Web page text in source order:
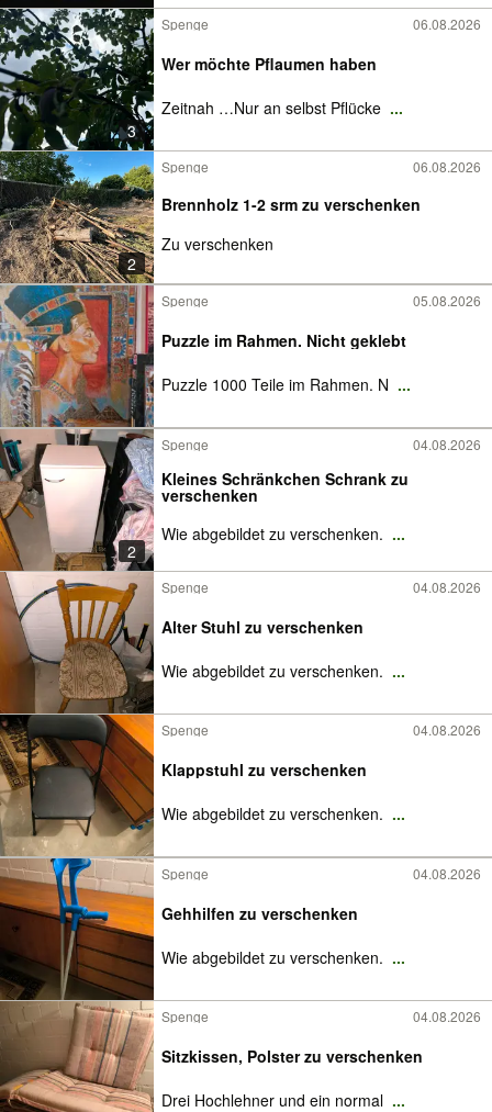
3
Spenge 06.08.2026
Wer möchte Pflaumen haben
Zeitnah …Nur an selbst Pflücke ...
2
Spenge 06.08.2026
Brennholz 1-2 srm zu verschenken
Zu verschenken
Spenge 05.08.2026
Puzzle im Rahmen. Nicht geklebt
Puzzle 1000 Teile im Rahmen. N ...
2
Spenge 04.08.2026
Kleines Schränkchen Schrank zu
verschenken
Wie abgebildet zu verschenken. ...
Spenge 04.08.2026
Alter Stuhl zu verschenken
Wie abgebildet zu verschenken. ...
Spenge 04.08.2026
Klappstuhl zu verschenken
Wie abgebildet zu verschenken. ...
Spenge 04.08.2026
Gehhilfen zu verschenken
Wie abgebildet zu verschenken. ...
Spenge 04.08.2026
Sitzkissen, Polster zu verschenken
Drei Hochlehner und ein normal ...